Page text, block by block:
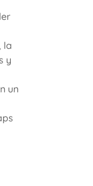
la
y
un